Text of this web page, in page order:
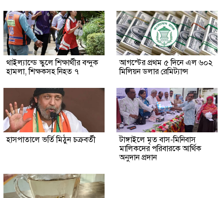
থাইল্যান্ডে স্কুলে শিক্ষার্থীর বন্দুক
হামলা, শিক্ষকসহ নিহত ৭
আগস্টের প্রথম ৫ দিনে এল ৬০২
মিলিয়ন ডলার রেমিট্যান্স
হাসপাতালে ভর্তি মিঠুন চক্রবর্তী
টাঙ্গাইলে মৃত বাস-মিনিবাস
মালিকদের পরিবারকে আর্থিক
অনুদান প্রদান